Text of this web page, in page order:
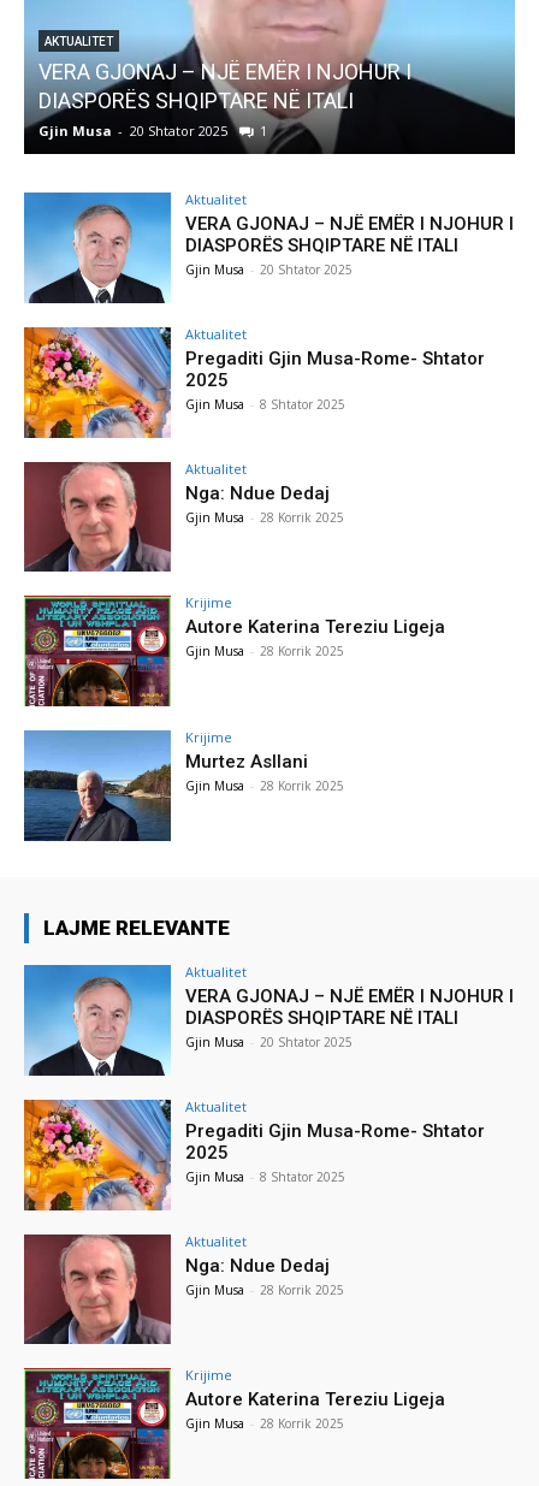
AKTUALITET
Pregaditi Gjin Musa-Rome- Shtator 2025
Gjin Musa - 8 Shtator 2025
Aktualitet
VERA GJONAJ – NJË EMËR I NJOHUR I
DIASPORËS SHQIPTARE NË ITALI
Gjin Musa - 20 Shtator 2025
Aktualitet
Pregaditi Gjin Musa-Rome- Shtator
2025
Gjin Musa - 8 Shtator 2025
Aktualitet
Nga: Ndue Dedaj
Gjin Musa - 28 Korrik 2025
Krijime
Autore Katerina Tereziu Ligeja
Gjin Musa - 28 Korrik 2025
Krijime
Murtez Asllani
Gjin Musa - 28 Korrik 2025
LAJME RELEVANTE
Aktualitet
VERA GJONAJ – NJË EMËR I NJOHUR I
DIASPORËS SHQIPTARE NË ITALI
Gjin Musa - 20 Shtator 2025
Aktualitet
Pregaditi Gjin Musa-Rome- Shtator
2025
Gjin Musa - 8 Shtator 2025
Aktualitet
Nga: Ndue Dedaj
Gjin Musa - 28 Korrik 2025
Krijime
Autore Katerina Tereziu Ligeja
Gjin Musa - 28 Korrik 2025